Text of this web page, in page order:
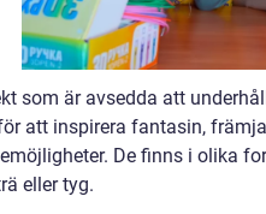
som är avsedda att
att inspirera fantasin,
De finns i olika
eller tyg.